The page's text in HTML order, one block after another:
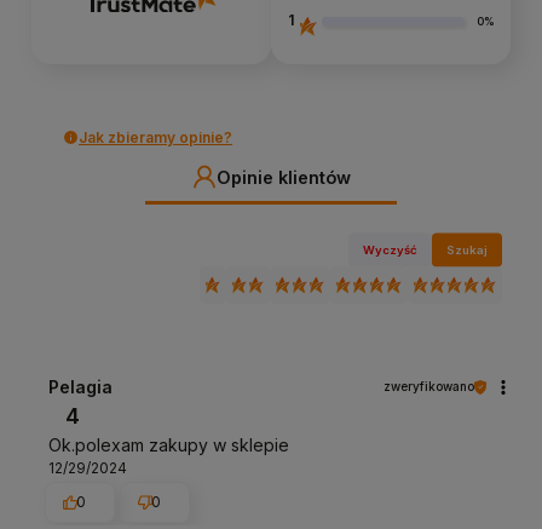
1 0%
Jak zbieramy opinie?
Opinie klientów
Wyczyść Szukaj
Pelagia zweryfikowano
4
Ok.polexam zakupy w sklepie
12/29/2024
0
0